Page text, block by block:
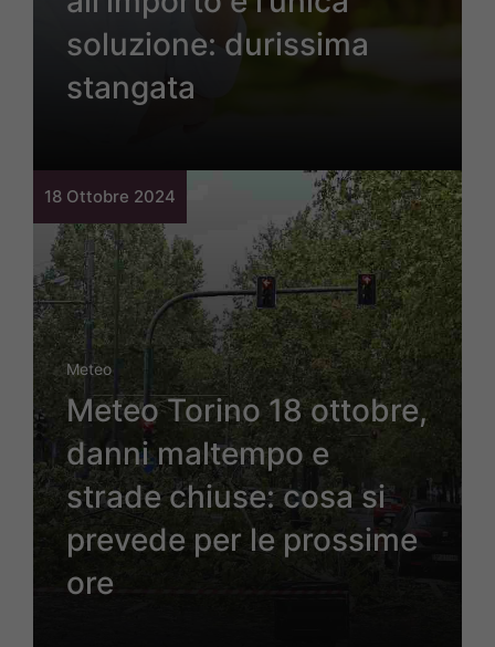
soluzione: durissima
stangata
18 Ottobre 2024
Meteo
Meteo Torino 18 ottobre,
danni maltempo e
strade chiuse: cosa si
prevede per le prossime
ore